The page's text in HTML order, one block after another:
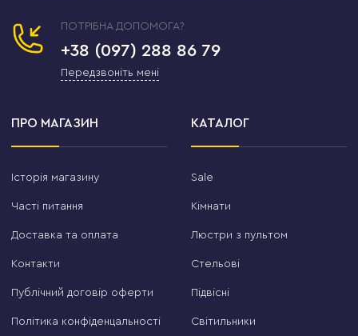
ПОТРІБНА ДОПОМОГА?
+38 (097) 288 86 79
Передзвоніть мені
ПРО МАГАЗИН
Історія магазину
Часті питання
Доставка та оплата
Контакти
Публічний договір оферти
Політика конфіденцальності
КАТАЛОГ
Sale
Кімнати
Люстри з пультом
Стельові
Підвісні
Світильники